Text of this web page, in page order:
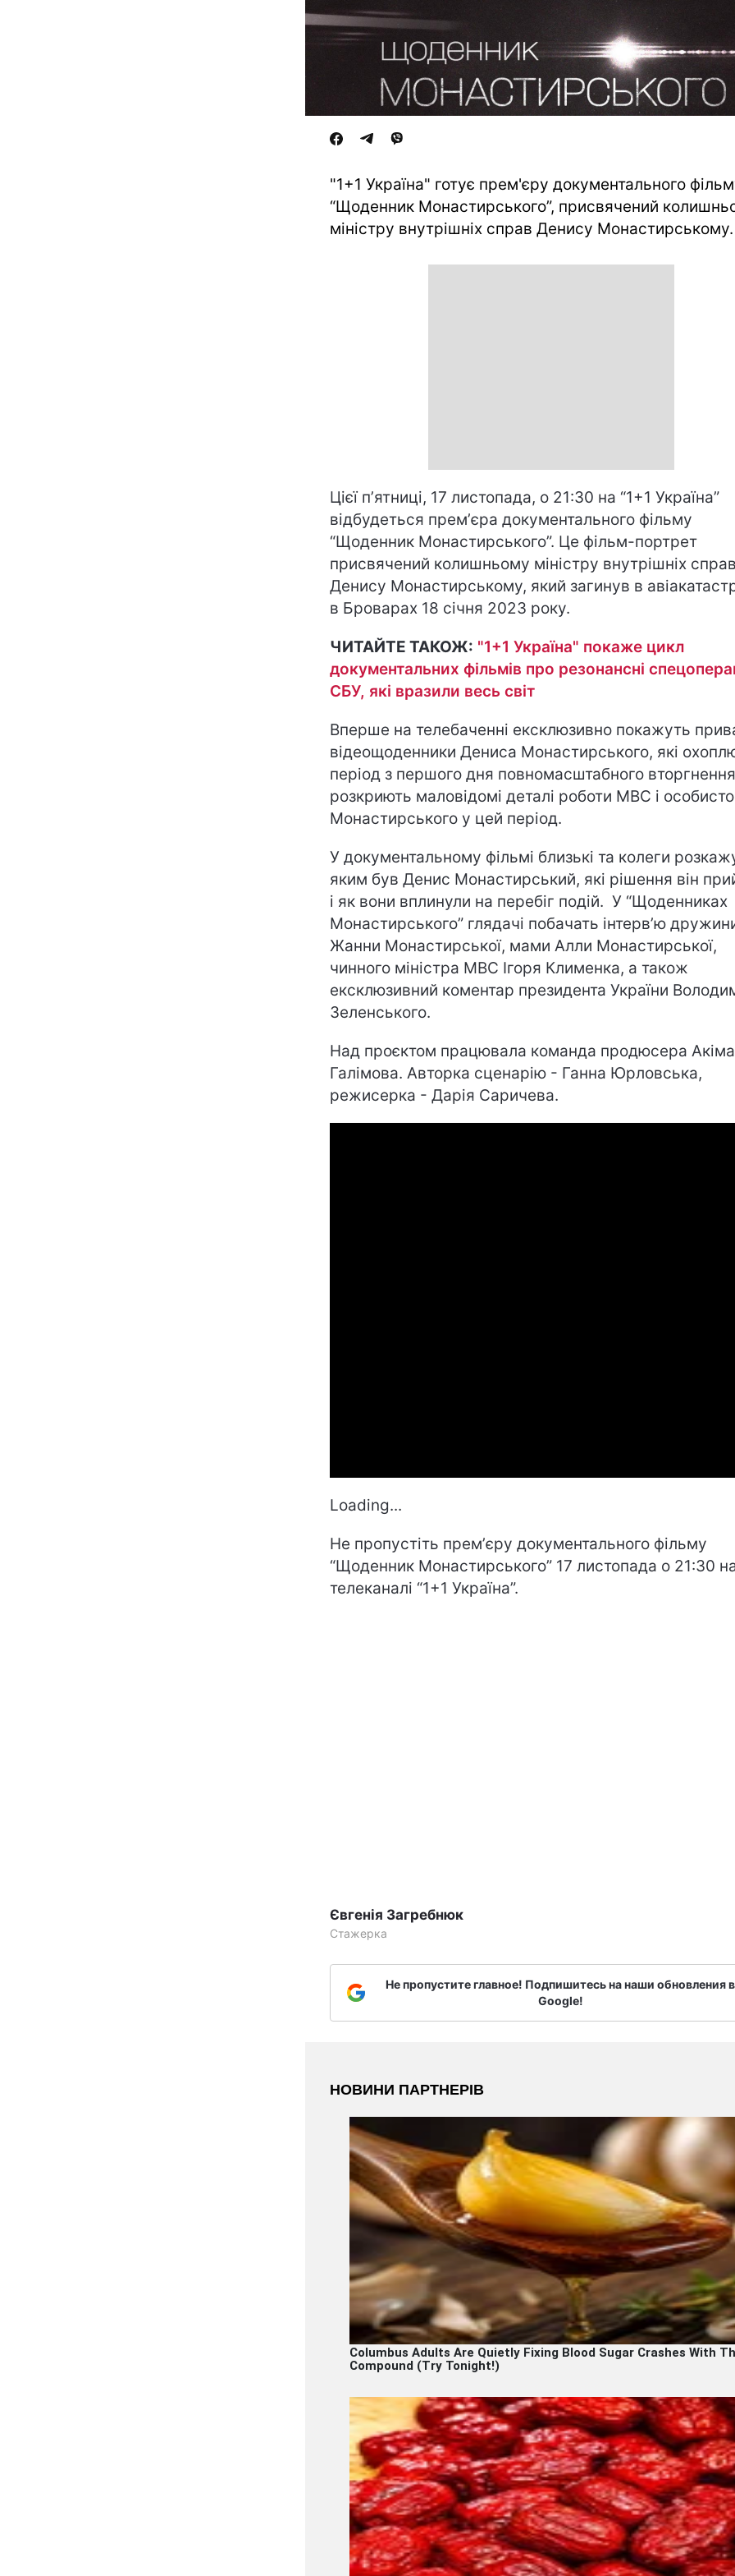
"1+1 Україна" готує прем'єру документального
“Щоденник Монастирського”, присвячений
міністру внутрішніх справ Денису Монастирському.
Цієї пʼятниці, 17 листопада, о 21:30 на “1+1 Україна”
відбудеться премʼєра документального фільму
“Щоденник Монастирського”. Це фільм-портрет
присвячений колишньому міністру внутрішніх справ
Денису Монастирському, який загинув в
в Броварах 18 січня 2023 року.
ЧИТАЙТЕ ТАКОЖ: "1+1 Україна" покаже цикл
документальних фільмів про резонансні
СБУ, які вразили весь світ
Вперше на телебаченні ексклюзивно покажуть
відеощоденники Дениса Монастирського, які
період з першого дня повномасштабного вторгнення
розкриють маловідомі деталі роботи МВС і особисто
Монастирського у цей період.
У документальному фільмі близькі та колеги
яким був Денис Монастирський, які рішення він
і як вони вплинули на перебіг подій. У “Щоденниках
Монастирського” глядачі побачать інтервʼю
Жанни Монастирської, мами Алли Монастирської,
чинного міністра МВС Ігоря Клименка, а також
ексклюзивний коментар президента України
Зеленського.
Над проєктом працювала команда продюсера Акіма
Галімова. Авторка сценарію - Ганна Юрловська,
режисерка - Дарія Саричева.
Loading...
Не пропустіть премʼєру документального фільму
“Щоденник Монастирського” 17 листопада о 21:30
телеканалі “1+1 Україна”.
Євгенія Загребнюк
Стажерка
Не пропустите главное! Подпишитесь на наши обновления в
Google!